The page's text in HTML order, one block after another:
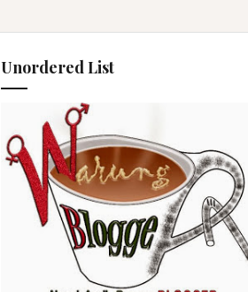
Unordered List